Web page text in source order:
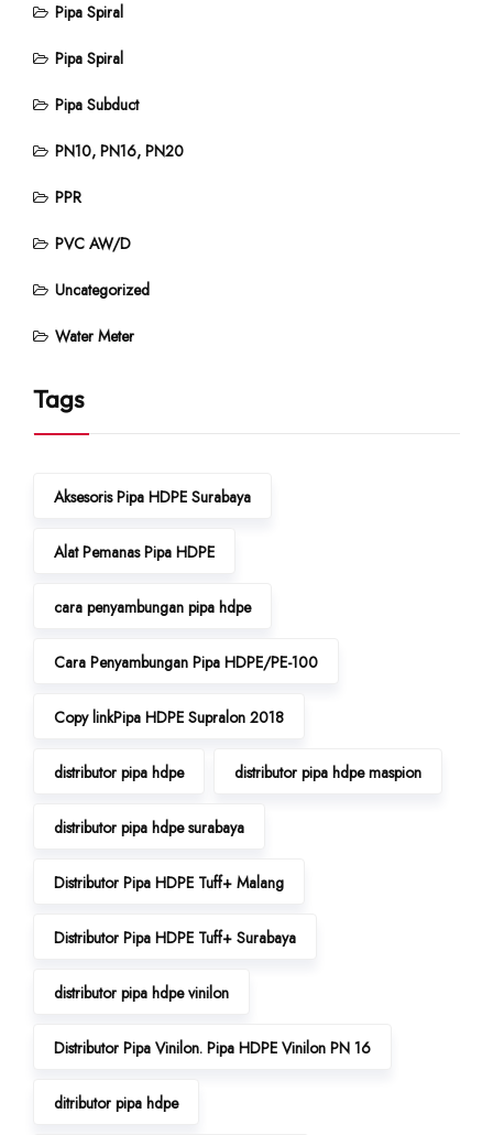
Pipa Spiral
Pipa Spiral
Pipa Subduct
PN10, PN16, PN20
PPR
PVC AW/D
Uncategorized
Water Meter
Tags
Aksesoris Pipa HDPE Surabaya
Alat Pemanas Pipa HDPE
cara penyambungan pipa hdpe
Cara Penyambungan Pipa HDPE/PE-100
Copy linkPipa HDPE Supralon 2018
distributor pipa hdpe distributor pipa hdpe maspion
distributor pipa hdpe surabaya
Distributor Pipa HDPE Tuff+ Malang
Distributor Pipa HDPE Tuff+ Surabaya
distributor pipa hdpe vinilon
Distributor Pipa Vinilon. Pipa HDPE Vinilon PN 16
ditributor pipa hdpe